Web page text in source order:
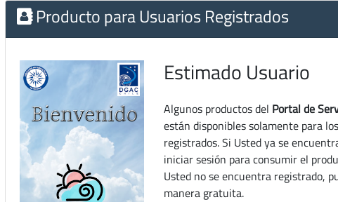
Producto para Usuarios Registrados
Estimado Usuario
Algunos productos del Portal de
están disponibles solamente para
registrados. Si Usted ya se
iniciar sesión para consumir el
Usted no se encuentra registrado,
manera gratuita.